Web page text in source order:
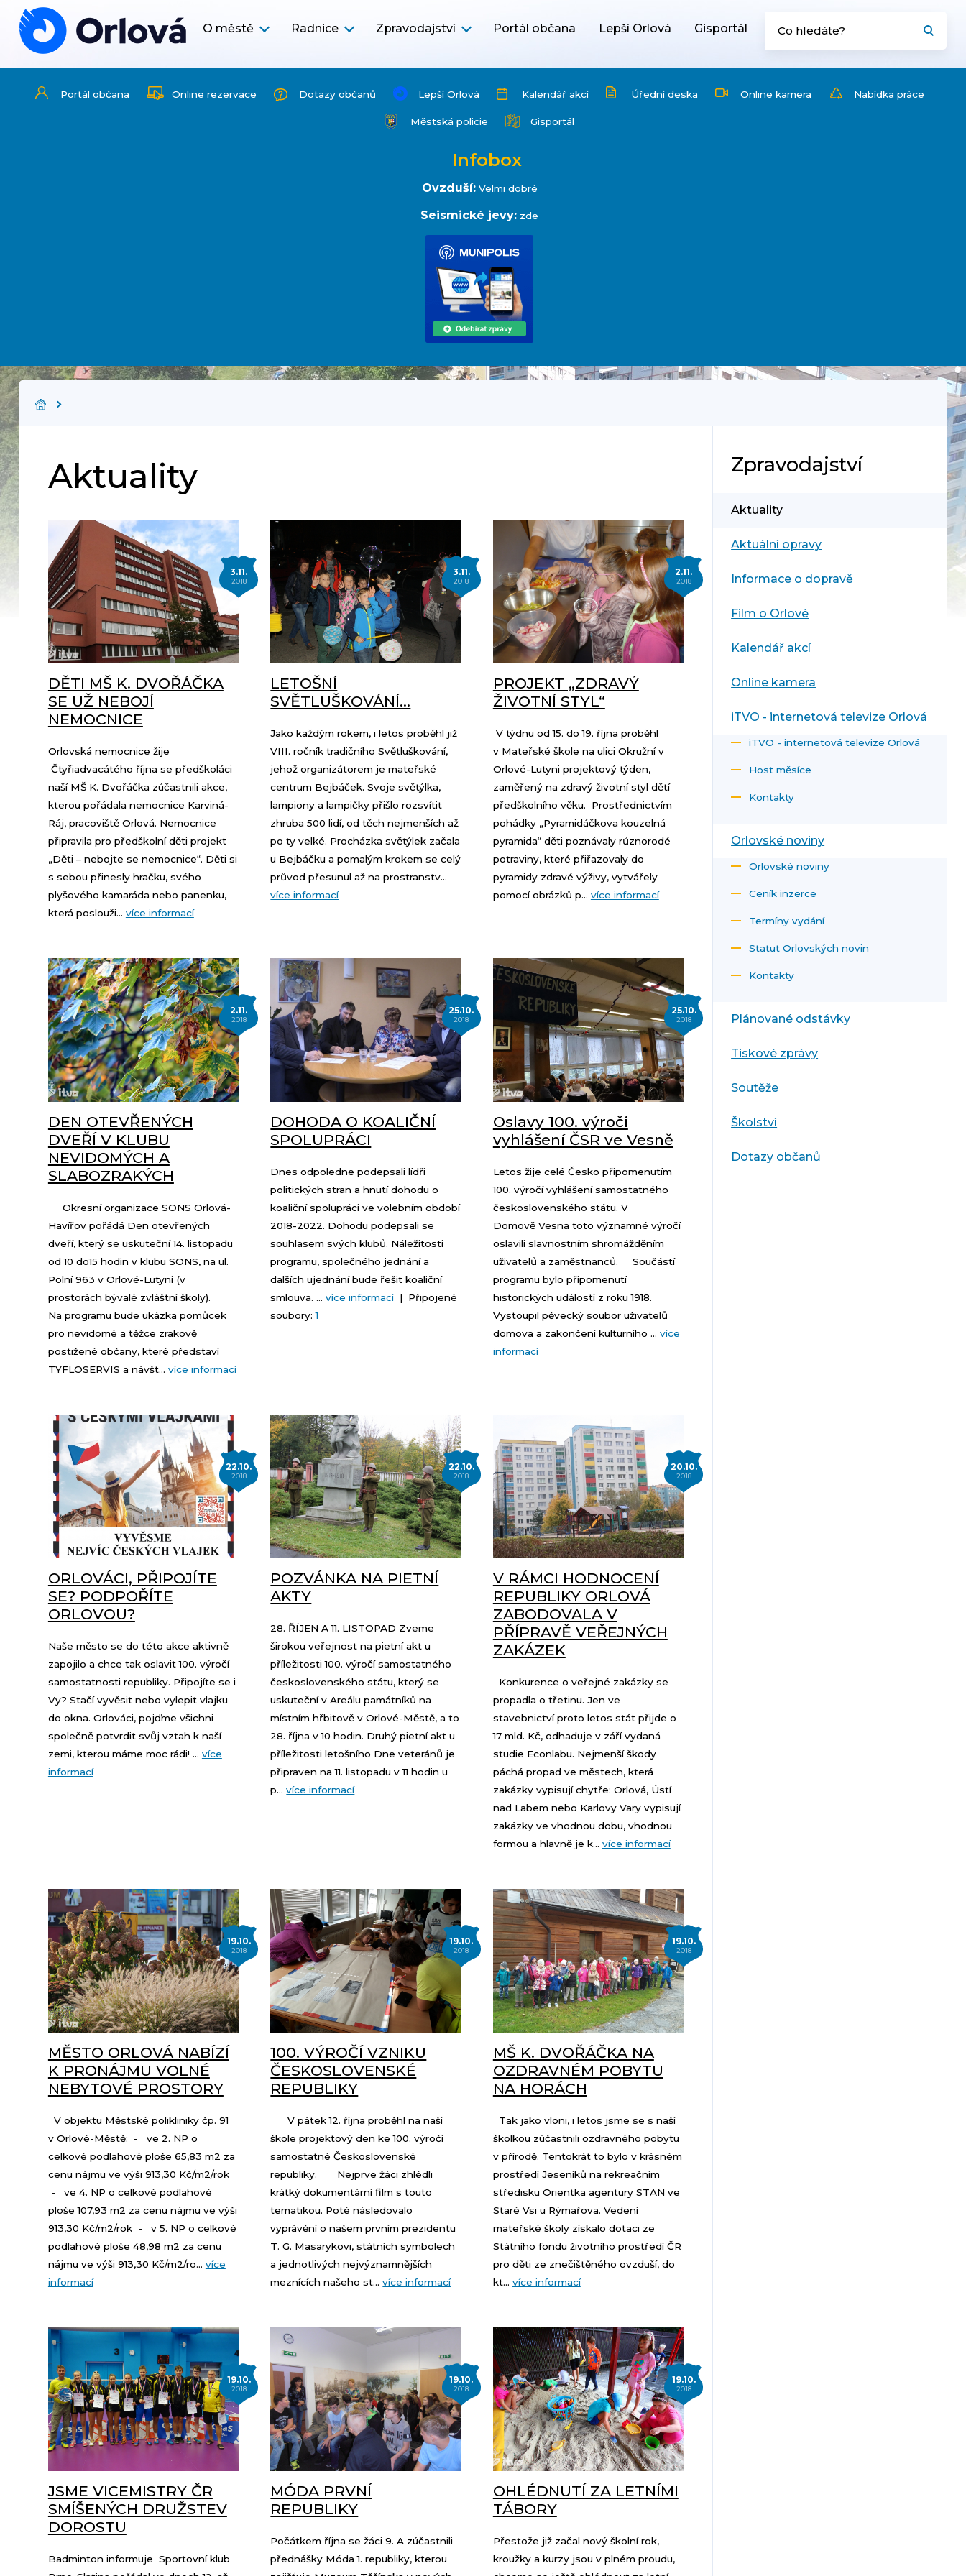
O městě Radnice Zpravodajství Portál občana Lepší Orlová Gisportál
Portál občana Online rezervace Dotazy občanů Lepší Orlová Kalendář akcí Úřední deska Online kamera Nabídka práce
Městská policie Gisportál
Infobox
Ovzduší: Velmi dobré
Seismické jevy: zde
Aktuality
3.11.
2018
DĚTI MŠ K. DVOŘÁČKA
SE UŽ NEBOJÍ
NEMOCNICE
Orlovská nemocnice žije
Čtyřiadvacátého října se předškoláci
naší MŠ K. Dvořáčka zúčastnili akce,
kterou pořádala nemocnice Karviná-
Ráj, pracoviště Orlová. Nemocnice
připravila pro předškolní děti projekt
„Děti – nebojte se nemocnice“. Děti si
s sebou přinesly hračku, svého
plyšového kamaráda nebo panenku,
která poslouži... více informací
3.11.
2018
LETOŠNÍ
SVĚTLUŠKOVÁNÍ…
Jako každým rokem, i letos proběhl již
VIII. ročník tradičního Světluškování,
jehož organizátorem je mateřské
centrum Bejbáček. Svoje světýlka,
lampiony a lampičky přišlo rozsvítit
zhruba 500 lidí, od těch nejmenších až
po ty velké. Procházka světýlek začala
u Bejbáčku a pomalým krokem se celý
průvod přesunul až na prostranstv...
více informací
2.11.
2018
PROJEKT „ZDRAVÝ
ŽIVOTNÍ STYL“
V týdnu od 15. do 19. října proběhl
v Mateřské škole na ulici Okružní v
Orlové-Lutyni projektový týden,
zaměřený na zdravý životní styl dětí
předškolního věku. Prostřednictvím
pohádky „Pyramidáčkova kouzelná
pyramida“ děti poznávaly různorodé
potraviny, které přiřazovaly do
pyramidy zdravé výživy, vytvářely
pomocí obrázků p... více informací
2.11.
2018
DEN OTEVŘENÝCH
DVEŘÍ V KLUBU
NEVIDOMÝCH A
SLABOZRAKÝCH
Okresní organizace SONS Orlová-
Havířov pořádá Den otevřených
dveří, který se uskuteční 14. listopadu
od 10 do15 hodin v klubu SONS, na ul.
Polní 963 v Orlové-Lutyni (v
prostorách bývalé zvláštní školy).
Na programu bude ukázka pomůcek
pro nevidomé a těžce zrakově
postižené občany, které představí
TYFLOSERVIS a návšt... více informací
25.10.
2018
DOHODA O KOALIČNÍ
SPOLUPRÁCI
Dnes odpoledne podepsali lídři
politických stran a hnutí dohodu o
koaliční spolupráci ve volebním období
2018-2022. Dohodu podepsali se
souhlasem svých klubů. Náležitosti
programu, společného jednání a
dalších ujednání bude řešit koaliční
smlouva. ...více informací| Připojené
soubory:1
25.10.
2018
Oslavy 100. výroči
vyhlášení ČSR ve Vesně
Letos žije celé Česko připomenutím
100. výročí vyhlášení samostatného
československého státu. V
Domově Vesna toto významné výročí
oslavili slavnostním shromážděním
uživatelů a zaměstnanců. Součástí
programu bylo připomenutí
historických událostí z roku 1918.
Vystoupil pěvecký soubor uživatelů
domova a zakončení kulturního ... více
informací
22.10.
2018
ORLOVÁCI, PŘIPOJÍTE
SE? PODPOŘÍTE
ORLOVOU?
Naše město se do této akce aktivně
zapojilo a chce tak oslavit 100. výročí
samostatnosti republiky. Připojíte se i
Vy? Stačí vyvěsit nebo vylepit vlajku
do okna. Orlováci, pojďme všichni
společně potvrdit svůj vztah k naší
zemi, kterou máme moc rádi! ... více
informací
22.10.
2018
POZVÁNKA NA PIETNÍ
AKTY
28. ŘÍJEN A 11. LISTOPAD Zveme
širokou veřejnost na pietní akt u
příležitosti 100. výročí samostatného
československého státu, který se
uskuteční v Areálu památníků na
místním hřbitově v Orlové-Městě, a to
28. října v 10 hodin. Druhý pietní akt u
příležitosti letošního Dne veteránů je
připraven na 11. listopadu v 11 hodin u
p...více informací
20.10.
2018
V RÁMCI HODNOCENÍ
REPUBLIKY ORLOVÁ
ZABODOVALA V
PŘÍPRAVĚ VEŘEJNÝCH
ZAKÁZEK
Konkurence o veřejné zakázky se
propadla o třetinu. Jen ve
stavebnictví proto letos stát přijde o
17 mld. Kč, odhaduje v září vydaná
studie Econlabu. Nejmenší škody
páchá propad ve městech, která
zakázky vypisují chytře: Orlová, Ústí
nad Labem nebo Karlovy Vary vypisují
zakázky ve vhodnou dobu, vhodnou
formou a hlavně je k... více informací
19.10.
2018
MĚSTO ORLOVÁ NABÍZÍ
K PRONÁJMU VOLNÉ
NEBYTOVÉ PROSTORY
V objektu Městské polikliniky čp. 91
v Orlové-Městě: - ve 2. NP o
celkové podlahové ploše 65,83 m2 za
cenu nájmu ve výši 913,30 Kč/m2/rok
- ve 4. NP o celkové podlahové
ploše 107,93 m2 za cenu nájmu ve výši
913,30 Kč/m2/rok - v 5. NP o celkové
podlahové ploše 48,98 m2 za cenu
nájmu ve výši 913,30 Kč/m2/ro... více
informací
19.10.
2018
100. VÝROČÍ VZNIKU
ČESKOSLOVENSKÉ
REPUBLIKY
V pátek 12. října proběhl na naší
škole projektový den ke 100. výročí
samostatné Československé
republiky. Nejprve žáci zhlédli
krátký dokumentární film s touto
tematikou. Poté následovalo
vyprávění o našem prvním prezidentu
T. G. Masarykovi, státních symbolech
a jednotlivých nejvýznamnějších
meznících našeho st...více informací
19.10.
2018
MŠ K. DVOŘÁČKA NA
OZDRAVNÉM POBYTU
NA HORÁCH
Tak jako vloni, i letos jsme se s naší
školkou zúčastnili ozdravného pobytu
v přírodě. Tentokrát to bylo v krásném
prostředí Jeseníků na rekreačním
středisku Orientka agentury STAN ve
Staré Vsi u Rýmařova. Vedení
mateřské školy získalo dotaci ze
Státního fondu životního prostředí ČR
pro děti ze znečištěného ovzduší, do
kt... více informací
19.10.
2018
JSME VICEMISTRY ČR
SMÍŠENÝCH DRUŽSTEV
DOROSTU
Badminton informuje Sportovní klub
19.10.
2018
MÓDA PRVNÍ
REPUBLIKY
Počátkem října se žáci 9. A zúčastnili
přednášky Móda 1. republiky, kterou
19.10.
2018
OHLÉDNUTÍ ZA LETNÍMI
TÁBORY
Přestože již začal nový školní rok,
kroužky a kurzy jsou v plném proudu,
Zpravodajství
Aktuality
Aktuální opravy
Informace o dopravě
Film o Orlové
Kalendář akcí
Online kamera
iTVO - internetová televize Orlová
iTVO - internetová televize Orlová
Host měsíce
Kontakty
Orlovské noviny
Orlovské noviny
Ceník inzerce
Termíny vydání
Statut Orlovských novin
Kontakty
Plánované odstávky
Tiskové zprávy
Soutěže
Školství
Dotazy občanů